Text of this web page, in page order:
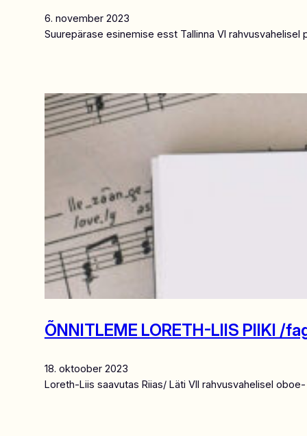
6. november 2023
Suurepärase esinemise esst Tallinna VI rahvusvahelisel
ÕNNITLEME LORETH-LIIS PIIKI /
18. oktoober 2023
Loreth-Liis saavutas Riias/ Läti VII rahvusvahelisel